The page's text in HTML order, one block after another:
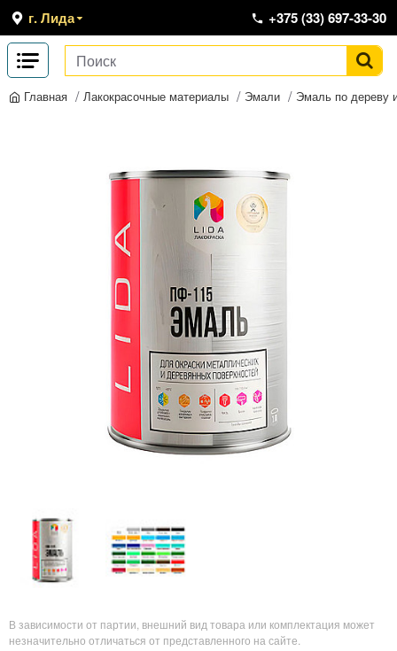
г. Лида +375 (33) 697-33-30
Главная Лакокрасочные материалы Эмали Эмаль по дереву
В зависимости от партии, внешний вид товара или комплектация может
незначительно отличаться от представленного на сайте.